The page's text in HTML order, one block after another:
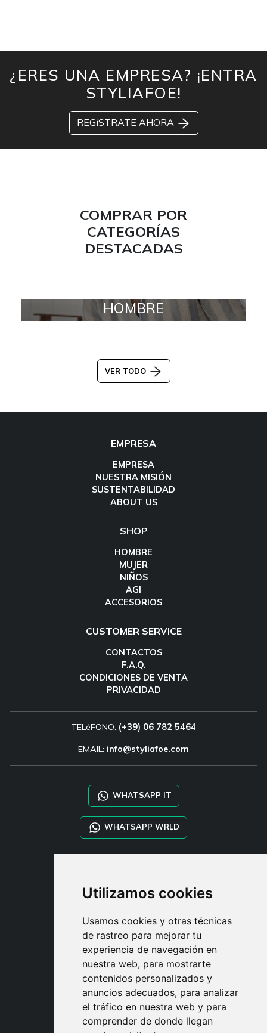
Utilizamos cookies
Usamos cookies y otras técnicas
de rastreo para mejorar tu
experiencia de navegación en
nuestra web, para mostrarte
contenidos personalizados y
anuncios adecuados, para analizar
el tráfico en nuestra web y para
comprender de donde llegan
¿ERES UNA EMPRESA? ¡ENTRA
STYLIAFOE!
REGíSTRATE AHORA
COMPRAR POR
CATEGORÍAS
DESTACADAS
HOMBRE
VER TODO
EMPRESA
EMPRESA
NUESTRA MISIÓN
SUSTENTABILIDAD
ABOUT US
SHOP
HOMBRE
MUJER
NIÑOS
AGI
ACCESORIOS
CUSTOMER SERVICE
CONTACTOS
F.A.Q.
CONDICIONES DE VENTA
PRIVACIDAD
TELéFONO: (+39) 06 782 5464
EMAIL: info@styliafoe.com
WHATSAPP IT
WHATSAPP WRLD
TAYLOR MADE ORDERS
USUARIO
REGÍSTRATE
ACCEDER
CESTA